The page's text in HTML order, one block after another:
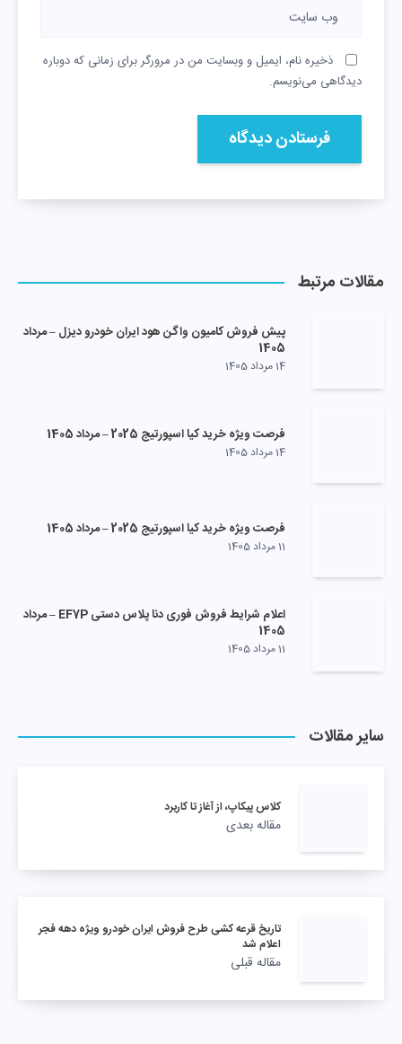
ذخیره نام، ایمیل و وبسایت من در مرورگر برای زمانی که دوباره
دیدگاهی می‌نویسم.
مقالات مرتبط
پیش فروش کامیون واگن هود ایران خودرو دیزل – مرداد
1405
14 مرداد 1405
فرصت ویژه خرید کیا اسپورتیج 2025 – مرداد 1405
14 مرداد 1405
فرصت ویژه خرید کیا اسپورتیج 2025 – مرداد 1405
11 مرداد 1405
اعلام شرایط فروش فوری دنا پلاس دستی EF7P – مرداد
1405
11 مرداد 1405
سایر مقالات
کلاس پیکاپ، از آغاز تا کاربرد
مقاله بعدی
تاریخ قرعه کشی طرح فروش ایران خودرو ویژه دهه فجر
اعلام شد
مقاله قبلی